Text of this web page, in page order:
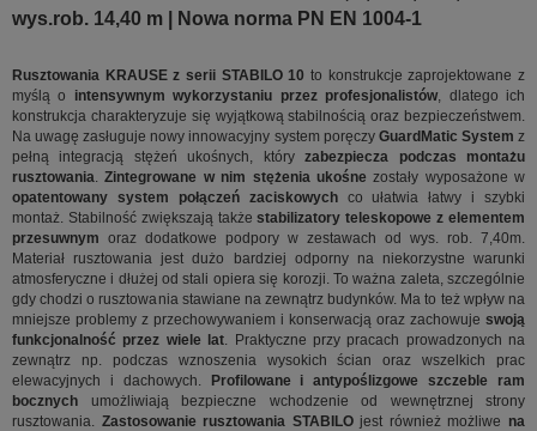
wys.rob. 14,40 m | Nowa norma PN EN 1004-1
Rusztowania KRAUSE z serii STABILO 10 to konstrukcje zaprojektowane z
myślą o intensywnym wykorzystaniu przez profesjonalistów, dlatego ich
konstrukcja charakteryzuje się wyjątkową stabilnością oraz bezpieczeństwem.
Na uwagę zasługuje nowy innowacyjny system poręczy GuardMatic System z
pełną integracją stężeń ukośnych, któryzabezpiecza podczas montażu
rusztowania.Zintegrowane w nim stężenia ukośne zostały wyposażone w
opatentowany system połączeń zaciskowychco ułatwia łatwy i szybki
montaż. Stabilność zwiększają takżestabilizatory teleskopowe z elementem
przesuwnym oraz dodatkowe podpory w zestawach od wys. rob. 7,40m.
Materiał rusztowania jest dużo bardziej odporny na niekorzystne warunki
atmosferyczne i dłużej od stali opiera się korozji. To ważna zaleta, szczególnie
gdy chodzi o rusztowania stawiane na zewnątrz budynków. Ma to też wpływ na
mniejsze problemy z przechowywaniem i konserwacją oraz zachowuje swoją
funkcjonalność przez wiele lat. Praktyczne przy pracach prowadzonych na
zewnątrz np. podczas wznoszenia wysokich ścian oraz wszelkich prac
elewacyjnych i dachowych.
Profilowane i antypoślizgowe szczeble ram
bocznych umożliwiają bezpieczne wchodzenie od wewnętrznej strony
rusztowania. Zastosowanie rusztowania STABILOjest również możliwe na